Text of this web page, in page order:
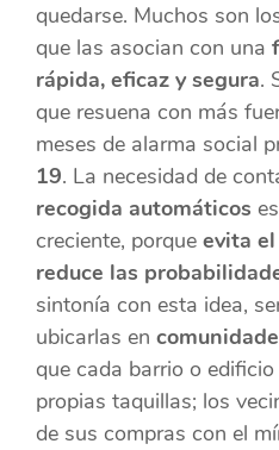
quedarse. Muchos son
que las asocian con una
rápida, eficaz y segura.
que resuena con más
meses de alarma social
19. La necesidad de
recogida automáticos
creciente, porque evita
reduce las
sintonía con esta idea,
ubicarlas en
que cada barrio o
propias taquillas; los
de sus compras con el